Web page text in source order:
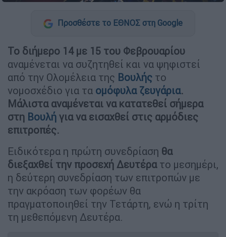
Προσθέστε το ΕΘΝΟΣ στη Google
Το διήμερο 14 με 15 του Φεβρουαρίου
αναμένεται να συζητηθεί και να ψηφιστεί
από την Ολομέλεια της Βουλής το
νομοσχέδιο για τα ομόφυλα ζευγάρια.
Μάλιστα αναμένεται να κατατεθεί σήμερα
στη Βουλή για να εισαχθεί στις αρμόδιες
επιτροπές.
Ειδικότερα η πρώτη συνεδρίαση θα
διεξαχθεί την προσεχή Δευτέρατο μεσημέρι,
η δεύτερη συνεδρίαση των επιτροπών με
την ακρόαση των φορέων θα
πραγματοποιηθεί την Τετάρτη, ενώ η τρίτη
τη μεθεπόμενη Δευτέρα.